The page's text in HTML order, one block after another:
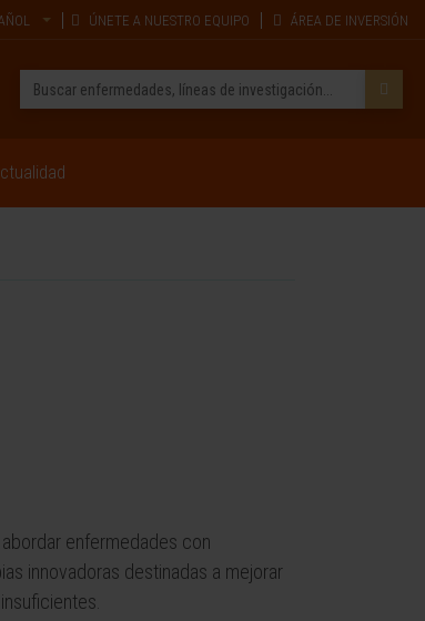
ÚNETE A NUESTRO EQUIPO ÁREA DE INVERSIÓN
enfermedades con
innovadoras destinadas a mejorar